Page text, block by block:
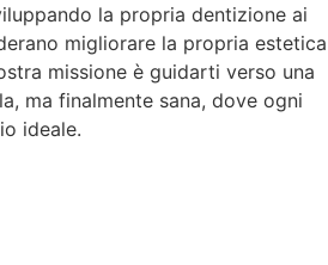
la propria dentizione ai
migliorare la propria estetica
missione è guidarti verso una
ma finalmente sana, dove ogni
ideale.